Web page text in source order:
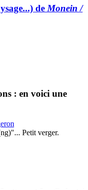
de Monein /
: en voici une
Petit verger.